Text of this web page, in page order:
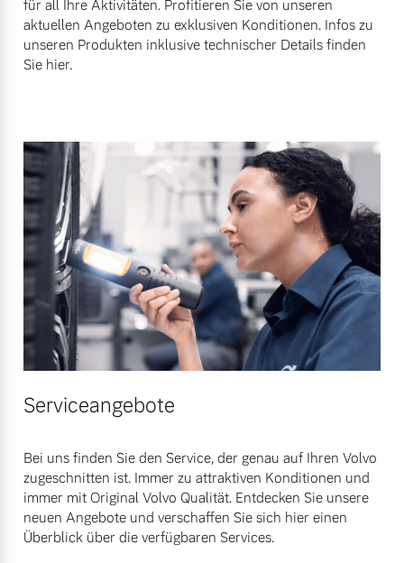
Mehr erfahren
Finanzierung & Leasing
Versicherung
für all Ihre Aktivitäten. Profitieren Sie von unseren
aktuellen Angeboten zu exklusiven Konditionen. Infos zu
unseren Produkten inklusive technischer Details finden
Sie hier.
Serviceangebote
Bei uns finden Sie den Service, der genau auf Ihren Volvo
zugeschnitten ist. Immer zu attraktiven Konditionen und
immer mit Original Volvo Qualität. Entdecken Sie unsere
neuen Angebote und verschaffen Sie sich hier einen
Überblick über die verfügbaren Services.